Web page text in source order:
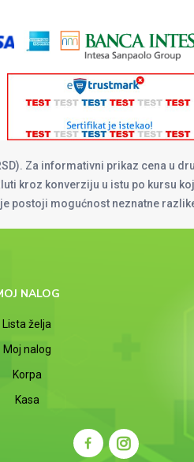
Za informativni prikaz cena u
kroz konverziju u istu po kursu
postoji mogućnost neznatne
NALOG
Lista želja
Moj nalog
Korpa
Kasa